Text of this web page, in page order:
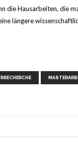
die Hausarbeiten, die
längere